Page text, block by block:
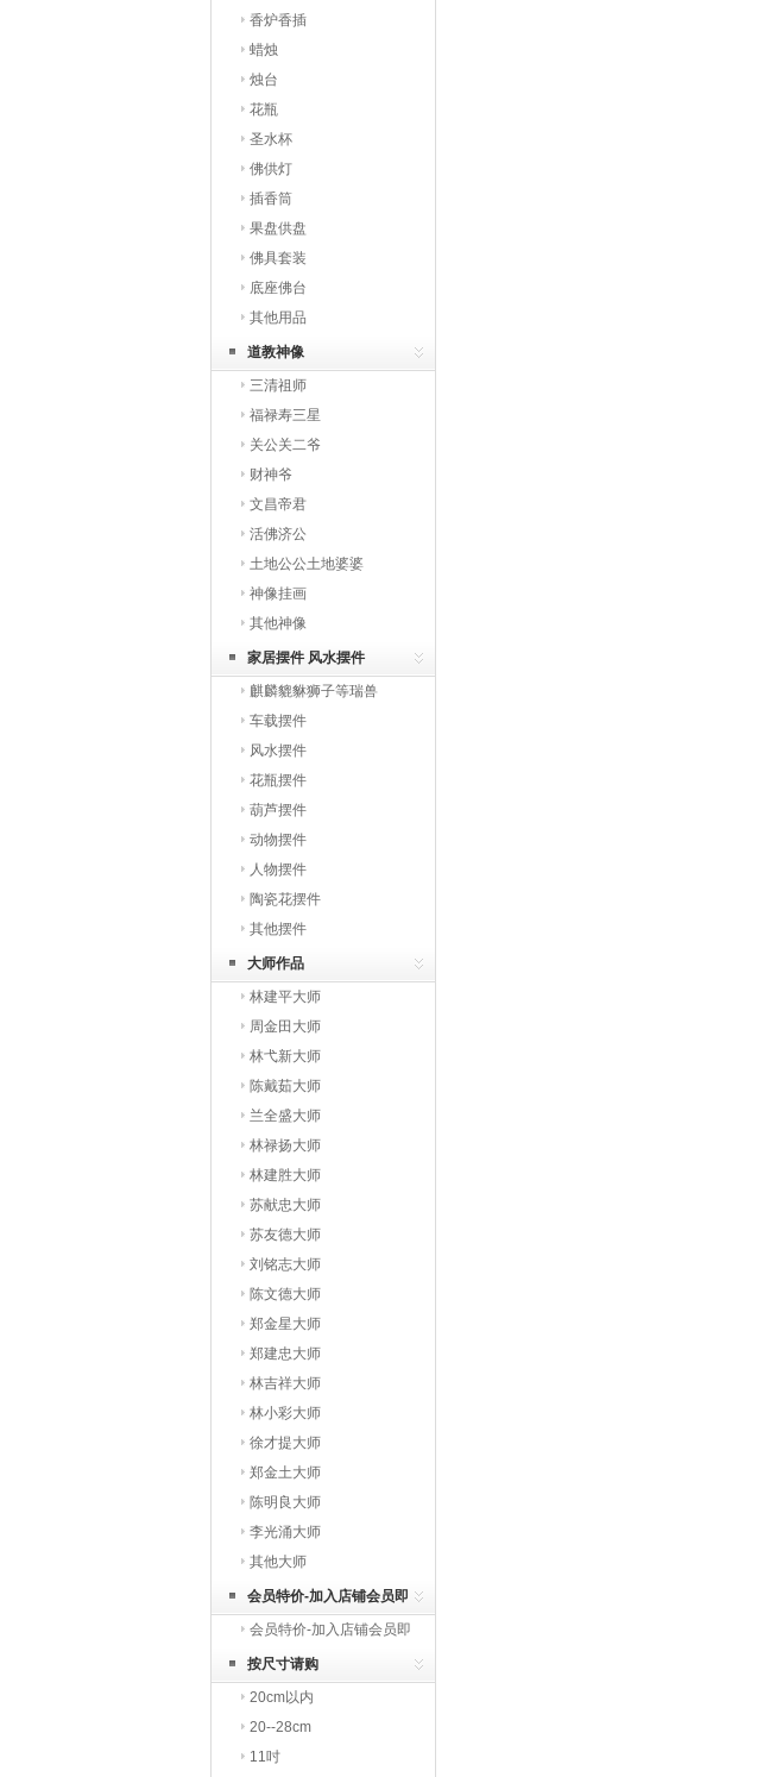
香炉香插
蜡烛
烛台
花瓶
圣水杯
佛供灯
插香筒
果盘供盘
佛具套装
底座佛台
其他用品
道教神像
三清祖师
福禄寿三星
关公关二爷
财神爷
文昌帝君
活佛济公
土地公公土地婆婆
神像挂画
其他神像
家居摆件 风水摆件
麒麟貔貅狮子等瑞兽
车载摆件
风水摆件
花瓶摆件
葫芦摆件
动物摆件
人物摆件
陶瓷花摆件
其他摆件
大师作品
林建平大师
周金田大师
林弋新大师
陈戴茹大师
兰全盛大师
林禄扬大师
林建胜大师
苏献忠大师
苏友德大师
刘铭志大师
陈文德大师
郑金星大师
郑建忠大师
林吉祥大师
林小彩大师
徐才提大师
郑金土大师
陈明良大师
李光涌大师
其他大师
会员特价-加入店铺会员即
享
会员特价-加入店铺会员即
享
按尺寸请购
20cm以内
20--28cm
11吋